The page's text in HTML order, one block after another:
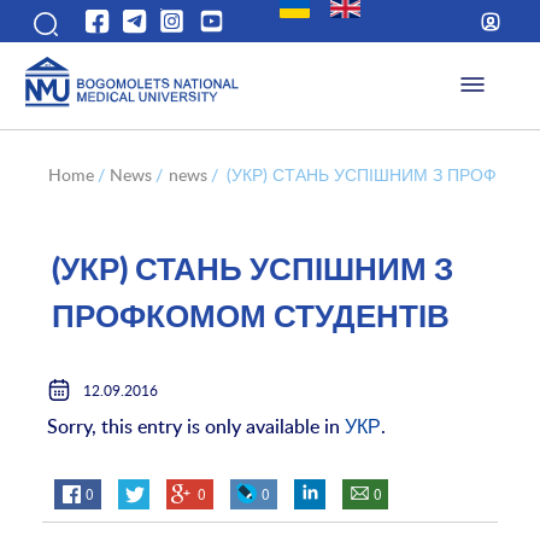
Home / News / news / (УКР) СТАНЬ УСПІШНИМ З
(УКР) СТАНЬ УСПІШНИМ З
ПРОФКОМОМ СТУДЕНТІВ
12.09.2016
Sorry, this entry is only available inУКР.
0 0 0 0